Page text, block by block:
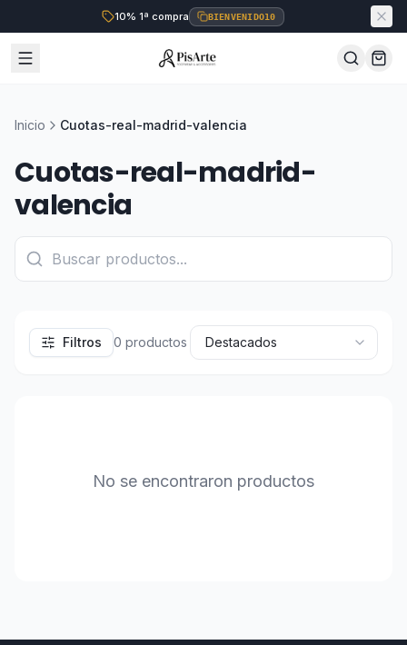
10% 1ª compra BIENVENIDO10
Inicio Cuotas-real-madrid-valencia
Cuotas-real-madrid-
valencia
Filtros 0 productos
No se encontraron productos